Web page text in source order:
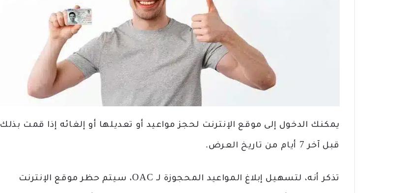
يمكنك الدخول إلى موقع الإنترنت لحجز مواعيد أو تعديلها أو إلغائه إذا قمت بذلك
قبل آخر 7 أيام من تاريخ العرض.
تذكر أنه، لتسهيل إبلاغ المواعيد المحجوزة لـ OAC، سيتم حظر موقع الإنترنت